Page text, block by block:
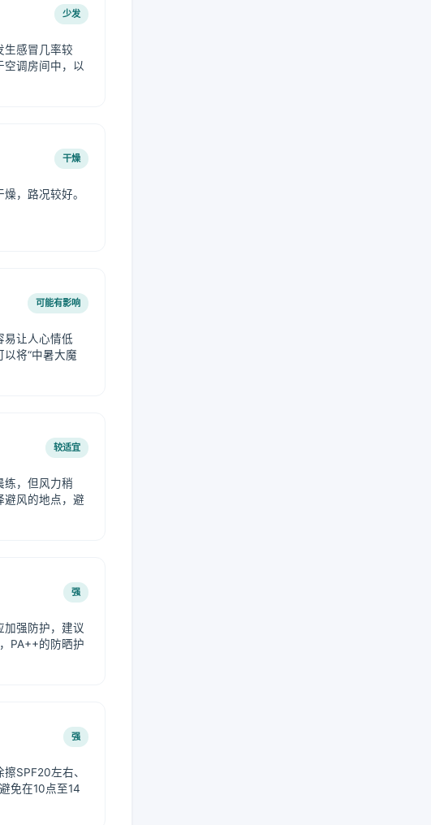
少发
生感冒几率较
空调房间中，以
干燥
，路况较好。
可能有影响
易让人心情低
将“中暑大魔
较适宜
练，但风力稍
避风的地点，避
强
加强防护，建议
PA++的防晒护
强
SPF20左右、
免在10点至14